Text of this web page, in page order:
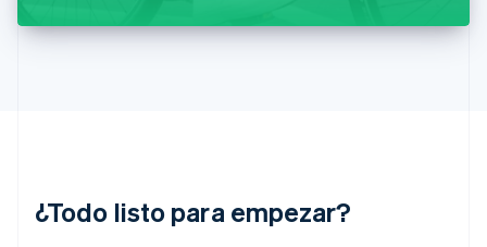
¿Todo listo para empezar?
India
Letonia
English